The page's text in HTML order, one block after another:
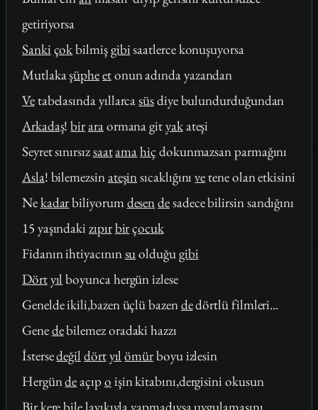
getiriyorsa
Sanki çokbilmişgibisaatlerce konuşuyorsa
Mutlakaşüpheetonun adında yazandan
Vetabelasında yıllarcasüsdiye bulundurduğundan
Arkadaş!biraraormana gityakateşi
Seyret sınırsızsaatamahiç dokunmazsan parmağını
Asla! bilemezsinateşinsıcaklığınıve tene olan etkisini
Nekadarbiliyorumdesendesadece bilirsin sandığını
15 yaşındakizıpırbirçocuk
Fidanın ihtiyacınınsuolduğugibi
Dörtyıl boyunca hergün izlese
Genelde ikili,bazen üçlü bazendedörtlü filmleri...
Genedebilemez oradaki hazzı
İstersedeğil dörtyıl ömürboyu izlesin
Hergündeaçıpo işin kitabını,dergisini okusun